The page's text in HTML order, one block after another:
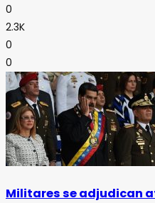
0
2.3K
0
0
Militares se adjudican